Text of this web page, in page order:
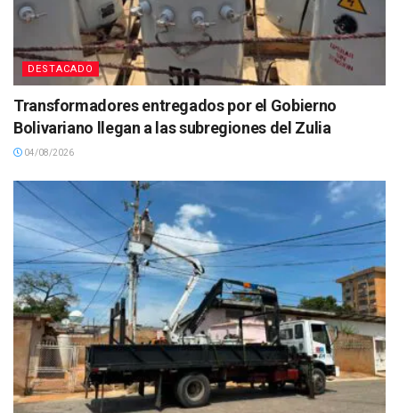
DESTACADO
Transformadores entregados por el Gobierno
Bolivariano llegan a las subregiones del Zulia
04/08/2026